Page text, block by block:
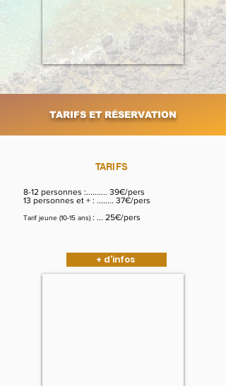
TARIFS ET RÉSERVATION
TARIFS
8-12 personnes :.......... 39€/pers
13 personnes et + : ........ 37€/pers
Tarif jeune (10-15 ans) : ... 25€/pers
+ d'infos